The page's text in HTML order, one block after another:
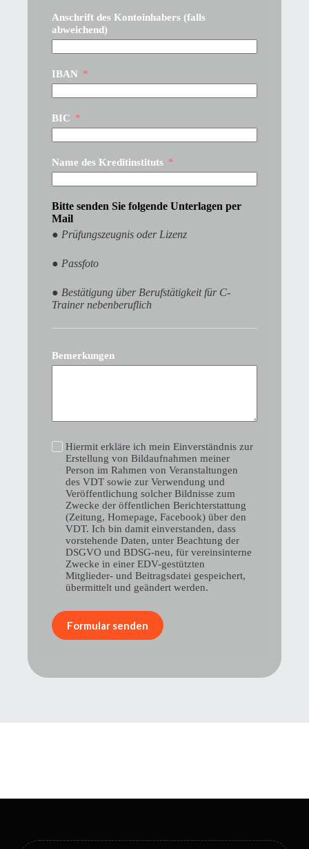
Anschrift des Kontoinhabers (falls
abweichend)
IBAN
BIC
Name des Kreditinstituts
Bitte senden Sie folgende Unterlagen per
Mail
● Prüfungszeugnis oder Lizenz
● Passfoto
● Bestätigung über Berufstätigkeit für C-
Trainer nebenberuflich
Bemerkungen
Hiermit erkläre ich mein Einverständnis zur
Erstellung von Bildaufnahmen meiner
Person im Rahmen von Veranstaltungen
des VDT sowie zur Verwendung und
Veröffentlichung solcher Bildnisse zum
Zwecke der öffentlichen Berichterstattung
(Zeitung, Homepage, Facebook) über den
VDT. Ich bin damit einverstanden, dass
vorstehende Daten, unter Beachtung der
DSGVO und BDSG-neu, für vereinsinterne
Zwecke in einer EDV-gestützten
Mitglieder- und Beitragsdatei gespeichert,
übermittelt und geändert werden.
Formular senden